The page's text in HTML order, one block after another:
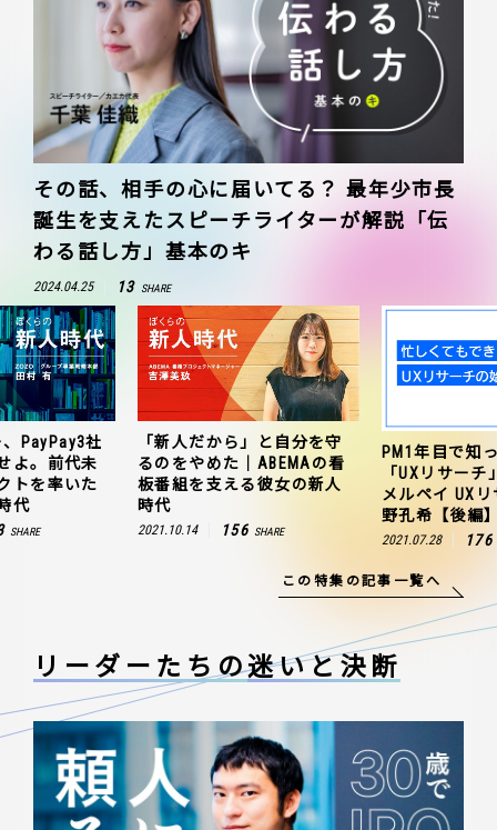
その話、相手の心に届いてる？ 最年少市長
誕生を支えたスピーチライターが解説「伝
わる話し方」基本のキ
2024.04.25 13 SHARE
PayPay3社
よ。前代未
トを率いた
代
SHARE
「新人だから」と自分を守
るのをやめた｜ABEMAの看
板番組を支える彼女の新人
時代
2021.10.14 156 SHARE
PM1年目で知
「UXリサー
メルペイ UX
野孔希【後編
2021.07.28 176
この特集の記事一覧へ
リーダーたちの迷いと決断